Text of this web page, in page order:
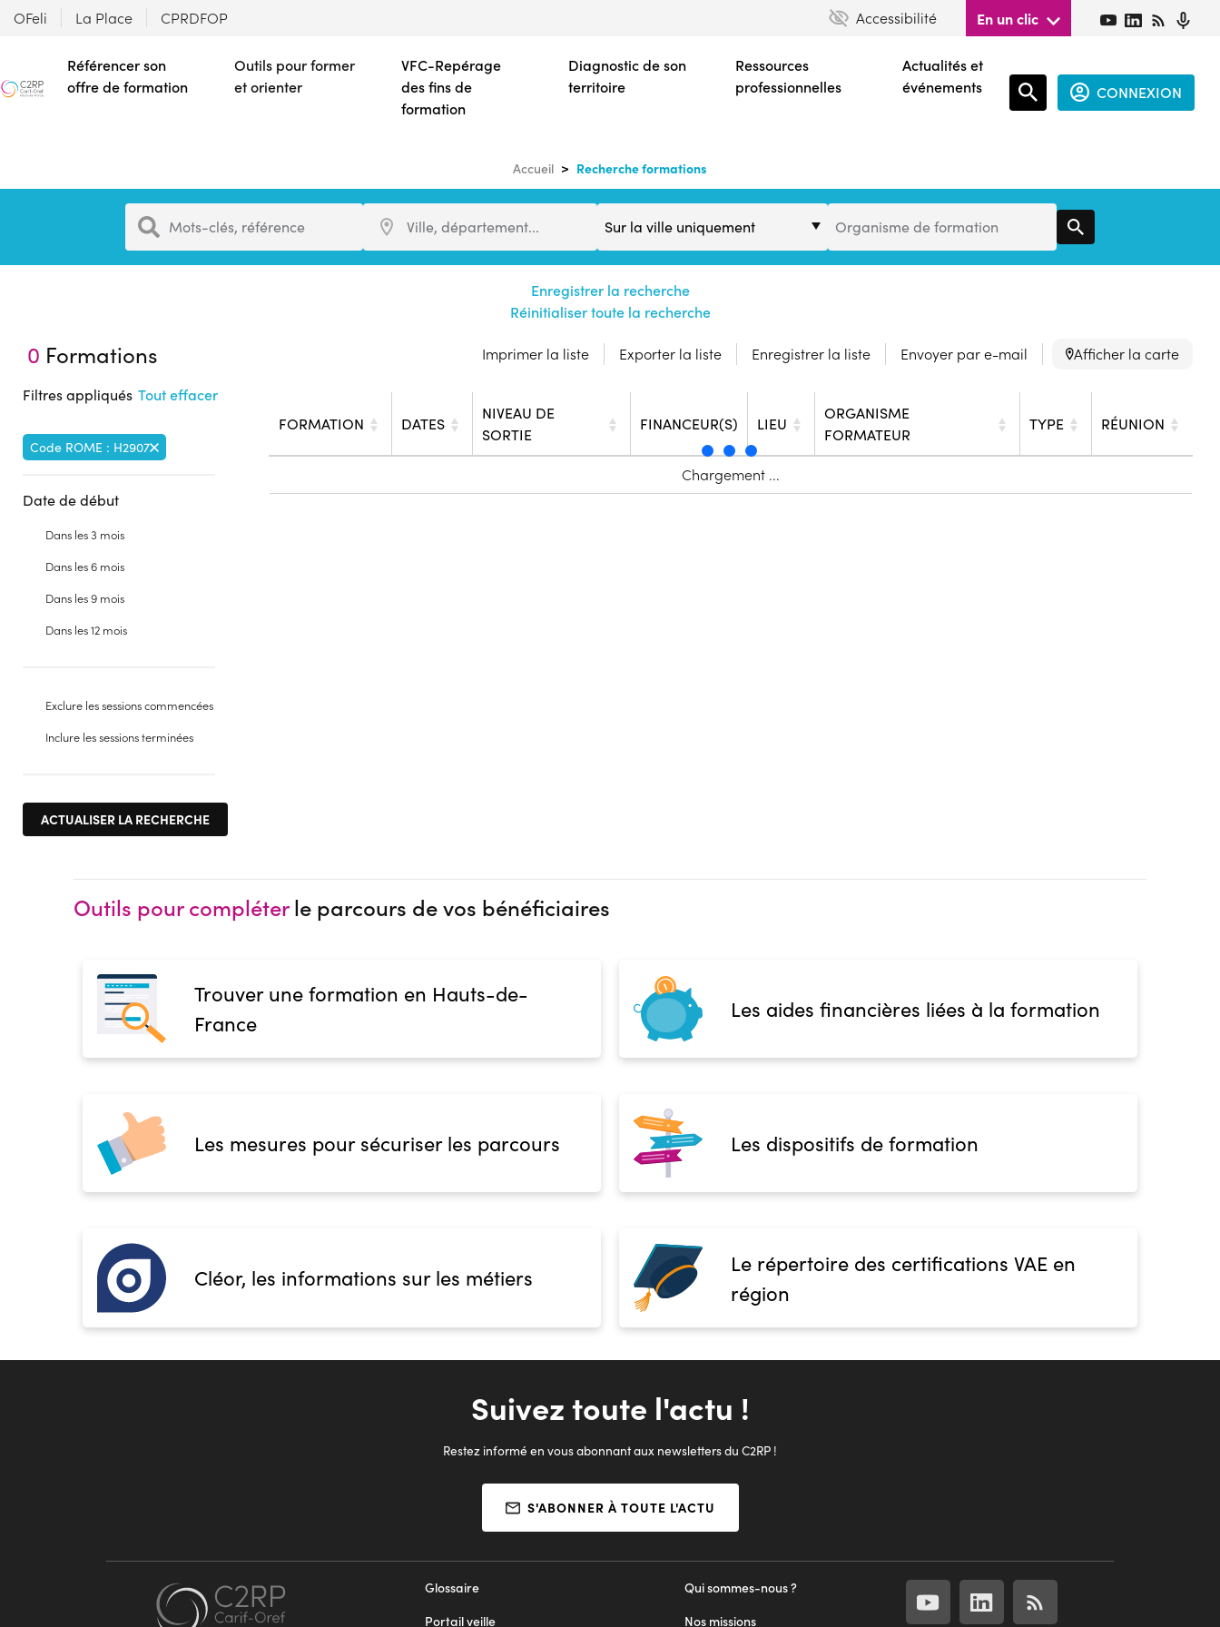
contenu
principal
OFeli La Place CPRDFOP Accessibilité En un clic
Référencer son
offre de formation
Outils pour former
et orienter
VFC-Repérage
des fins de
formation
Diagnostic de son
territoire
Ressources
professionnelles
Actualités et
événements
CONNEXION
Accueil Recherche formations
Formation
Mots-clés, référence
Ville
Ville, département...
de
Organisme de formation
Enregistrer la recherche
Réinitialiser toute la recherche
0 Formations Imprimer la liste Exporter la liste Enregistrer la liste Envoyer par e-mail Afficher la carte
Filtres appliqués Tout effacer
Code ROME : H2907
Date de début
Dans les 3 mois
Dans les 6 mois
Dans les 9 mois
Dans les 12 mois
Exclure les sessions commencées
Inclure les sessions terminées
FORMATION DATES
NIVEAU DE
SORTIE
FINANCEUR(S) LIEU
ORGANISME
FORMATEUR
TYPE RÉUNION
Chargement ...
Outils pour compléterle parcours de vos bénéficiaires
Trouver une formation en Hauts-de-
France
Les aides financières liées à la formation
Les mesures pour sécuriser les parcours Les dispositifs de formation
Cléor, les informations sur les métiers
Le répertoire des certifications VAE en
région
Suivez toute l'actu !
Restez informé en vous abonnant aux newsletters du C2RP !
S'ABONNER À TOUTE L'ACTU
Qui sommes-nous ?
Nos missions
Glossaire
Portail veille